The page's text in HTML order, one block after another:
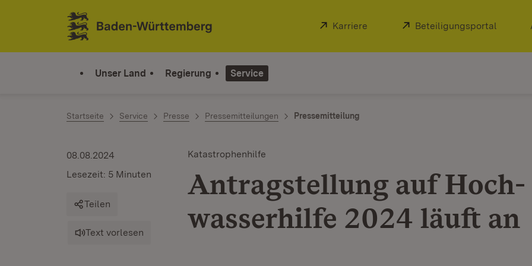
Zum Inhalt springen
Link zur Startseite
Extern:
Karriere (Öffnet in neuem Fenster)
Extern:
Beteiligungsportal
Unser Land Regierung Service
Startseite Service Presse Pressemitteilungen Pressemitteilung
Katastrophenhilfe
Antragstellung auf Hoch­
wasserhilfe 2024 läuft an
08.08.2024
Lesezeit: 5 Minuten
Teilen
Text vorlesen